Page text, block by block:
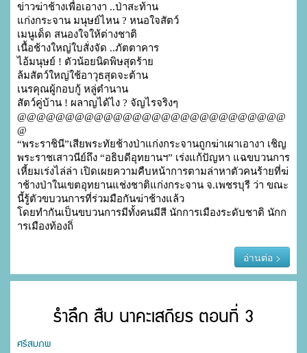
ข่าวฆ่าช้างเพื่อเอางา ..ป่าสะท้าน
แก่งกระจาน มนุษย์ไหน ? หนอใจสัตว์
เมนูเด็ด สนองใจให้ต่างชาติ
เนื้อช้างใหญ่ใบสั่งจัด ..ภัตตาคาร
ไอ้มนุษย์ ! ตัวน้อยนิดพิษสุดร้าย
ล้มสัตว์ใหญ่ใช้อาวุธสุดจะต้าน
เนรคุณผู้กอบกู้ หลู่ตำนาน
สัตว์คู่บ้าน ! ผลาญได้ไง ? จัญไรจริงๆ
@@@@@@@@@@@@@@@@@@@@@@@@@@@@
@
“พระราชินี”เสียพระทัยช้างป่าแก่งกระจานถูกฆ่าเผาเอางา เชิญ
พระราชเสาวนีย์ถึง “อธิบดีอุทยานฯ” เร่งแก้ปัญหา แฉขบวนการ
เหี้ยมเร่งไล่ล่า เปิดเผยความคืบหน้าการตามล่าหาตัวคนร้ายที่ฆ่
าช้างป่าในเขตอุทยานแช่งชาติแก่งกระจาน จ.เพชรบุรี ว่า ขณะ
นี้รู้ตัวขบวนการที่ร่วมมือกันฆ่าช้างแล้ว
โดยทำกันเป็นขบวนการมีทั้งคนมีสี นักการเมืองระดับชาติ นักก
ารเมืองท้องถิ่
อ่านต่อ >
รำลึก สืบ นาคะเสถียร ตอนที่ 3
ศรีสมภพ